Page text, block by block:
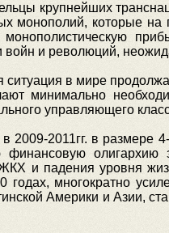
крупнейших
монополий, которые на
и революций,
ситуация в мире
минимально
управляющего
2011гг. в размере
олигархию
и падения уровня
годах, многократно
Америки и Азии,